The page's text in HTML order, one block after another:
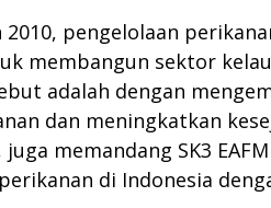
pengelolaan
membangun sektor
adalah dengan
dan meningkatkan
juga memandang SK3
di Indonesia